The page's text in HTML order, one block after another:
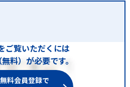
ご覧いただくには
料）が必要です。
料会員登録で